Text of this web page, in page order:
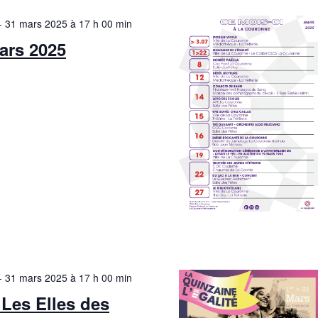
o
n
s
u
l
t
a
t
n
s
v
è
n
e
m
e
n
t
2025
31 mars 2025 à 17 h 00 min
Elles des
31 mars 2025 à 17 h 00 min